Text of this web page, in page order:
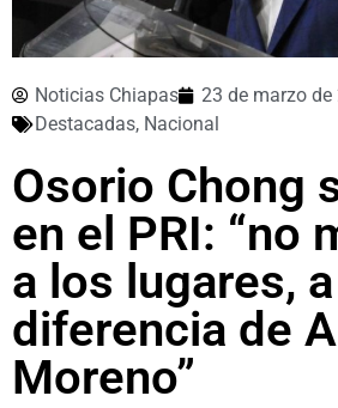
Noticias Chiapas 23 de marzo de
Destacadas, Nacional
Osorio Chong
en el PRI: “no
a los lugares, a
diferencia de
Moreno”